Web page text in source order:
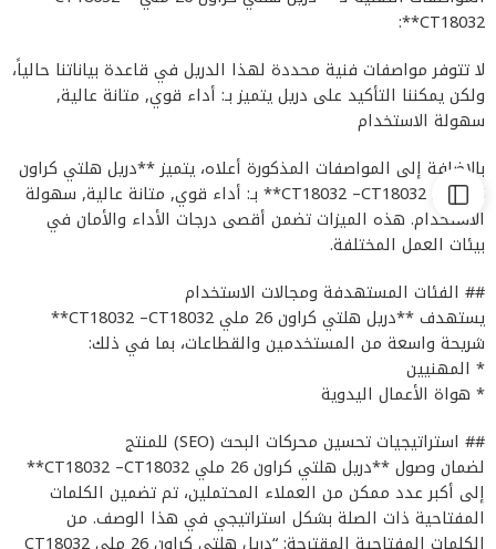
CT18032**:
لا تتوفر مواصفات فنية محددة لهذا الدريل في قاعدة بياناتنا حالياً،
ولكن يمكننا التأكيد على دريل يتميز بـ: أداء قوي, متانة عالية,
سهولة الاستخدام
بالإضافة إلى المواصفات المذكورة أعلاه، يتميز **دريل هلتي كراون
26 ملي CT18032 –CT18032** بـ: أداء قوي, متانة عالية, سهولة
الاستخدام. هذه الميزات تضمن أقصى درجات الأداء والأمان في
بيئات العمل المختلفة.
## الفئات المستهدفة ومجالات الاستخدام
يستهدف **دريل هلتي كراون 26 ملي CT18032 –CT18032**
شريحة واسعة من المستخدمين والقطاعات، بما في ذلك:
* المهنيين
* هواة الأعمال اليدوية
## استراتيجيات تحسين محركات البحث (SEO) للمنتج
لضمان وصول **دريل هلتي كراون 26 ملي CT18032 –CT18032**
إلى أكبر عدد ممكن من العملاء المحتملين، تم تضمين الكلمات
المفتاحية ذات الصلة بشكل استراتيجي في هذا الوصف. من